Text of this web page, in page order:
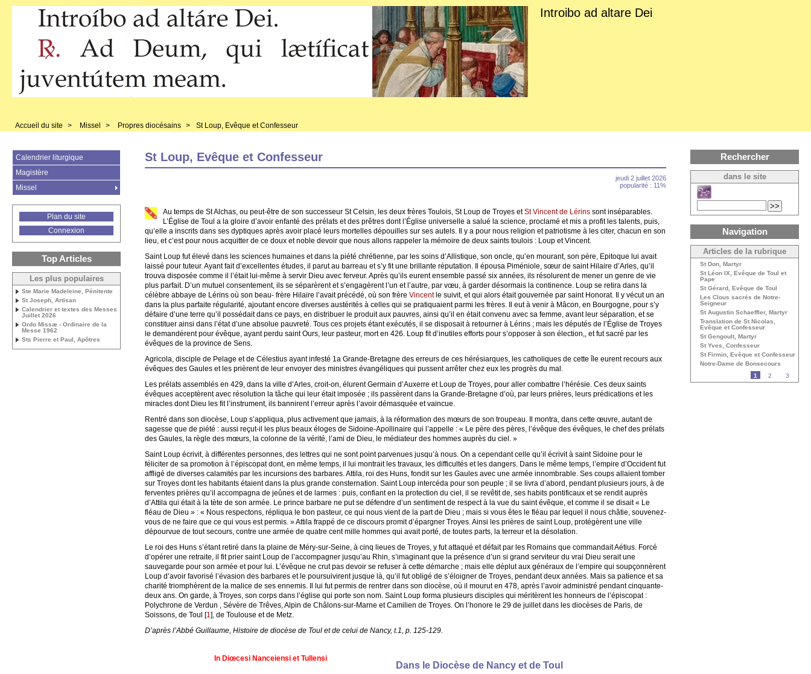
Introibo ad altare Dei
Accueil du site > Missel > Propres diocésains > St Loup, Evêque et Confesseur
St Loup, Evêque et Confesseur
jeudi 2 juillet 2026
popularité : 11%
Au temps de St Alchas, ou peut-être de son successeur St Celsin, les deux frères Toulois, St Loup de Troyes etSt Vincent de Lérins sont inséparables.
L’Église de Toul a la gloire d’avoir enfanté des prélats et des prêtres dont l’Église universelle a salué la science, proclamé et mis a profit les talents, puis,
qu’elle a inscrits dans ses dyptiques après avoir placé leurs mortelles dépouilles sur ses autels. Il y a pour nous religion et patriotisme à les citer, chacun en son
lieu, et c’est pour nous acquitter de ce doux et noble devoir que nous allons rappeler la mémoire de deux saints toulois : Loup et Vincent.
Saint Loup fut élevé dans les sciences humaines et dans la piété chrétienne, par les soins d’Allistique, son oncle, qu’en mourant, son père, Epitoque lui avait
laissé pour tuteur. Ayant fait d’excellentes études, il parut au barreau et s’y fit une brillante réputation. Il épousa Piméniole, sœur de saint Hilaire d’Arles, qu’il
trouva disposée comme il l’était lui-même à servir Dieu avec ferveur. Après qu’ils eurent ensemble passé six années, ils résolurent de mener un genre de vie
plus parfait. D’un mutuel consentement, ils se séparèrent et s’engagèrent l’un et l’autre, par vœu, à garder désormais la continence. Loup se retira dans la
célèbre abbaye de Lérins où son beau- frère Hilaire l’avait précédé, où son frère Vincentle suivit, et qui alors était gouvernée par saint Honorat. Il y vécut un an
dans la plus parfaite régularité, ajoutant encore diverses austérités à celles qui se pratiquaient parmi les frères. Il eut à venir à Mâcon, en Bourgogne, pour s’y
défaire d’une terre qu’il possédait dans ce pays, en distribuer le produit aux pauvres, ainsi qu’il en était convenu avec sa femme, avant leur séparation, et se
constituer ainsi dans l’état d’une absolue pauvreté. Tous ces projets étant exécutés, il se disposait à retourner à Lérins ; mais les députés de l’Église de Troyes
le demandèrent pour évêque, ayant perdu saint Ours, leur pasteur, mort en 426. Loup fit d’inutiles efforts pour s’opposer à son élection,, et fut sacré par les
évêques de la province de Sens.
Agricola, disciple de Pelage et de Célestius ayant infesté 1a Grande-Bretagne des erreurs de ces hérésiarques, les catholiques de cette île eurent recours aux
évêques des Gaules et les prièrent de leur envoyer des ministres évangéliques qui pussent arrêter chez eux les progrès du mal.
Les prélats assemblés en 429, dans la ville d’Arles, croit-on, élurent Germain d’Auxerre et Loup de Troyes, pour aller combattre l’hérésie. Ces deux saints
évêques acceptèrent avec résolution la tâche qui leur était imposée ; ils passèrent dans la Grande-Bretagne d’où, par leurs prières, leurs prédications et les
miracles dont Dieu les fit l’instrument, ils bannirent l’erreur après l’avoir démasquée et vaincue.
Rentré dans son diocèse, Loup s’appliqua, plus activement que jamais, à la réformation des mœurs de son troupeau. Il montra, dans cette œuvre, autant de
sagesse que de piété : aussi reçut-il les plus beaux éloges de Sidoine-Apollinaire qui l’appelle : « Le père des pères, l’évêque des évêques, le chef des prélats
des Gaules, la règle des mœurs, la colonne de la vérité, l’ami de Dieu, le médiateur des hommes auprès du ciel. »
Saint Loup écrivit, à différentes personnes, des lettres qui ne sont point parvenues jusqu’à nous. On a cependant celle qu’il écrivit à saint Sidoine pour le
féliciter de sa promotion à l’épiscopat dont, en même temps, il lui montrait les travaux, les difficultés et les dangers. Dans le même temps, l’empire d’Occident fut
affligé de diverses calamités par les incursions des barbares. Attila, roi des Huns, fondit sur les Gaules avec une armée innombrable. Ses coups allaient tomber
sur Troyes dont les habitants étaient dans la plus grande consternation. Saint Loup intercéda pour son peuple ; il se livra d’abord, pendant plusieurs jours, à de
ferventes prières qu’il accompagna de jeûnes et de larmes : puis, confiant en la protection du ciel, il se revêtit de, ses habits pontificaux et se rendit auprès
d’Attila qui était à la tète de son armée. Le prince barbare ne put se défendre d’un sentiment de respect à la vue du saint évêque, et comme il se disait « Le
fléau de Dieu » : « Nous respectons, répliqua le bon pasteur, ce qui nous vient de la part de Dieu ; mais si vous êtes le fléau par lequel il nous châtie, souvenez-
vous de ne faire que ce qui vous est permis. » Attila frappé de ce discours promit d’épargner Troyes. Ainsi les prières de saint Loup, protégèrent une ville
dépourvue de tout secours, contre une armée de quatre cent mille hommes qui avait porté, de toutes parts, la terreur et la désolation.
Le roi des Huns s’étant retiré dans la plaine de Méry-sur-Seine, à cinq lieues de Troyes, y fut attaqué et défait par les Romains que commandait Aétius. Forcé
d’opérer une retraite, il fit prier saint Loup de l’accompagner jusqu’au Rhin, s’imaginant que la présence d’un si grand serviteur du vrai Dieu serait une
sauvegarde pour son armée et pour lui. L’évêque ne crut pas devoir se refuser à cette démarche ; mais elle déplut aux généraux de l’empire qui soupçonnèrent
Loup d’avoir favorisé l’évasion des barbares et le poursuivirent jusque là, qu’il fut obligé de s’éloigner de Troyes, pendant deux années. Mais sa patience et sa
charité triomphèrent de la malice de ses ennemis. Il lui fut permis de rentrer dans son diocèse, où il mourut en 478, après l’avoir administré pendant cinquante-
deux ans. On garde, à Troyes, son corps dans l’église qui porte son nom. Saint Loup forma plusieurs disciples qui méritèrent les honneurs de l’épiscopat :
Polychrone de Verdun , Sévère de Trêves, Alpin de Châlons-sur-Marne et Camilien de Troyes. On l’honore le 29 de juillet dans les diocèses de Paris, de
Soissons, de Toul [1], de Toulouse et de Metz.
D’après l’Abbé Guillaume, Histoire de diocèse de Toul et de celui de Nancy, t.1, p. 125-129.
In Diœcesi Nanceiensi et Tullensi
Dans le Diocèse de Nancy et de Toul
Calendrier liturgique
Magistère
Missel
Plan du site
Connexion
Top Articles
Les plus populaires
Ste Marie Madeleine, Pénitente
St Joseph, Artisan
Calendrier et textes des Messes
Juillet 2026
Ordo Missæ - Ordinaire de la
Messe 1962
Sts Pierre et Paul, Apôtres
Rechercher
dans le site
Navigation
Articles de la rubrique
St Don, Martyr
St Léon IX, Evêque de Toul et
Pape
St Gérard, Evêque de Toul
Les Clous sacrés de Notre-
Seigneur
St Augustin Schaeffler, Martyr
Translation de St Nicolas,
Evêque et Confesseur
St Gengoult, Martyr
St Yves, Confesseur
St Firmin, Evêque et Confesseur
Notre-Dame de Bonsecours
1
2 3